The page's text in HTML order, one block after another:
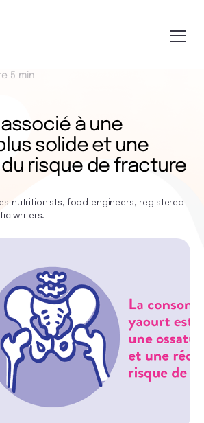
5 min
à une
solide et une
risque de fracture
nutritionists, food engineers, registered
writers.